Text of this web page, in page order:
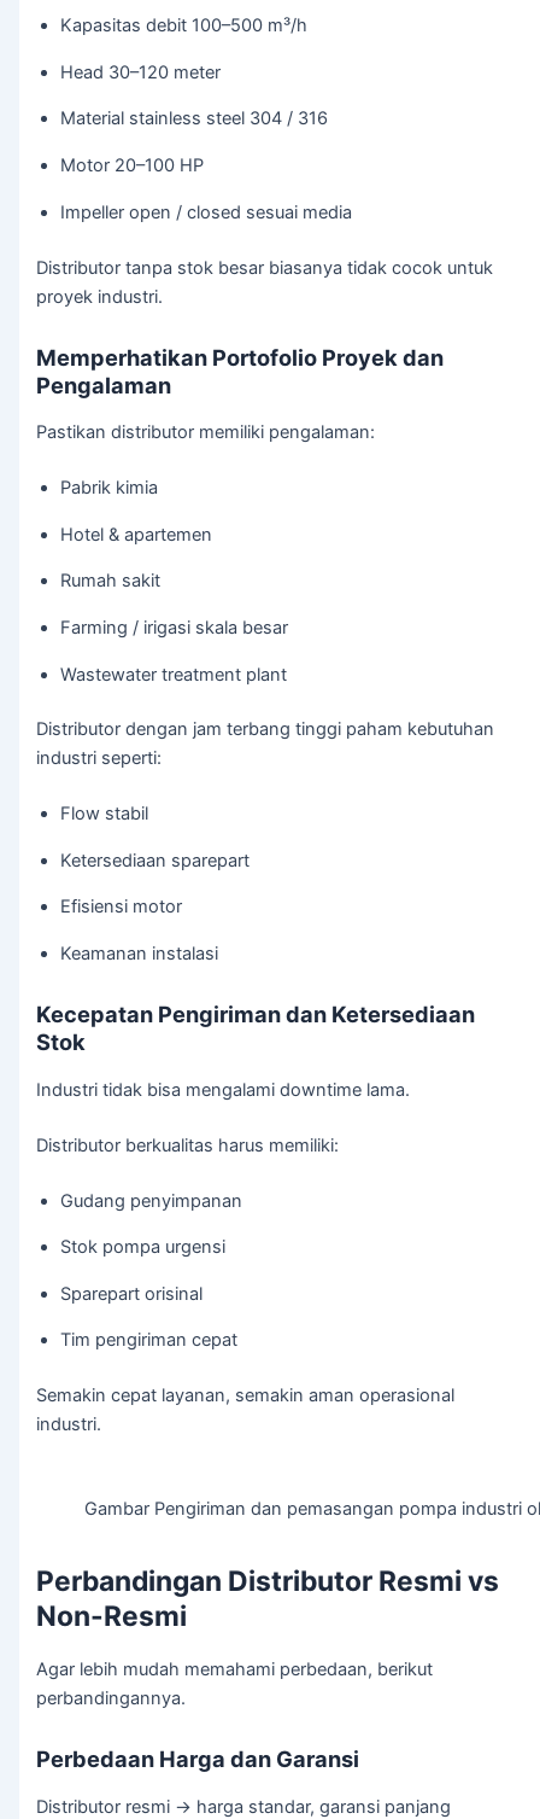
Kapasitas debit 100–500 m³/h
Head 30–120 meter
Material stainless steel 304 / 316
Motor 20–100 HP
Impeller open / closed sesuai media
Distributor tanpa stok besar biasanya tidak cocok untuk
proyek industri.
Memperhatikan Portofolio Proyek dan
Pengalaman
Pastikan distributor memiliki pengalaman:
Pabrik kimia
Hotel & apartemen
Rumah sakit
Farming / irigasi skala besar
Wastewater treatment plant
Distributor dengan jam terbang tinggi paham kebutuhan
industri seperti:
Flow stabil
Ketersediaan sparepart
Efisiensi motor
Keamanan instalasi
Kecepatan Pengiriman dan Ketersediaan
Stok
Industri tidak bisa mengalami downtime lama.
Distributor berkualitas harus memiliki:
Gudang penyimpanan
Stok pompa urgensi
Sparepart orisinal
Tim pengiriman cepat
Semakin cepat layanan, semakin aman operasional
industri.
Gambar Pengiriman dan pemasangan pompa industri
Perbandingan Distributor Resmi vs
Non-Resmi
Agar lebih mudah memahami perbedaan, berikut
perbandingannya.
Perbedaan Harga dan Garansi
Distributor resmi → harga standar, garansi panjang